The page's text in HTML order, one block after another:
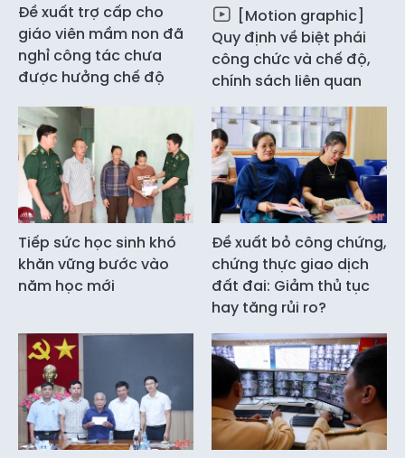
Đề xuất trợ cấp cho
giáo viên mầm non đã
nghỉ công tác chưa
được hưởng chế độ
[Motion graphic]
Quy định về biệt phái
công chức và chế độ,
chính sách liên quan
Tiếp sức học sinh khó
khăn vững bước vào
năm học mới
Đề xuất bỏ công chứng,
chứng thực giao dịch
đất đai: Giảm thủ tục
hay tăng rủi ro?